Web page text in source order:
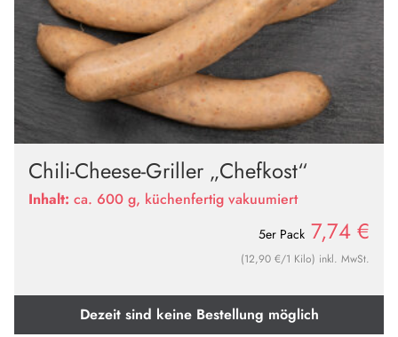
Chili-Cheese-Griller „Chefkost“
Inhalt: ca. 600 g, küchenfertig vakuumiert
5er Pack 7,74 €
(12,90 €/1 Kilo) inkl. MwSt.
Dezeit sind keine Bestellung möglich